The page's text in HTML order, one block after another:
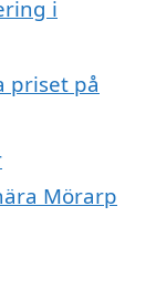
i
priset på
Mörarp